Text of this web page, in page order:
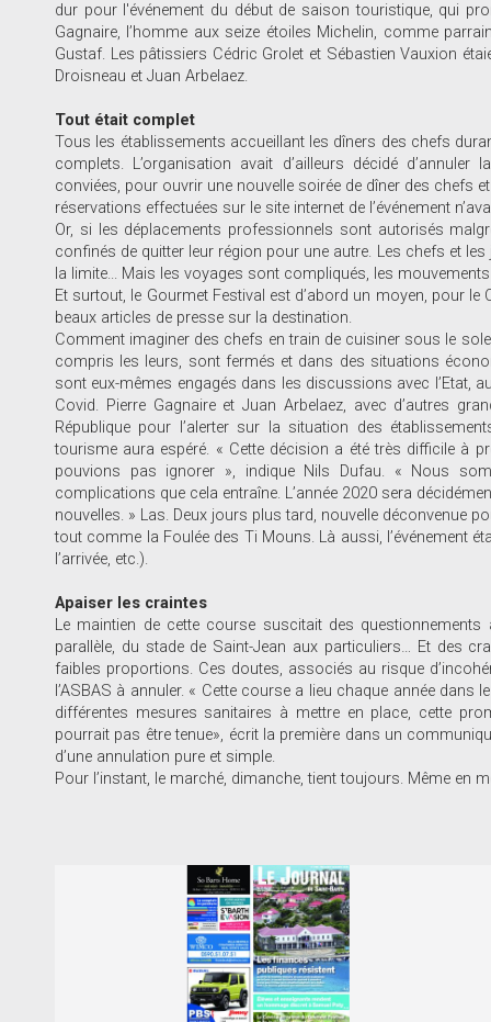
dur pour l'événement du début de saison touristique, qui
Gagnaire, l’homme aux seize étoiles Michelin, comme
Gustaf. Les pâtissiers Cédric Grolet et Sébastien Vauxion
Droisneau et Juan Arbelaez.
Tout était complet
Tous les établissements accueillant les dîners des chefs
complets. L’organisation avait d’ailleurs décidé
conviées, pour ouvrir une nouvelle soirée de dîner des chefs
réservations effectuées sur le site internet de l’événement
Or, si les déplacements professionnels sont autorisés
confinés de quitter leur région pour une autre. Les chefs et
la limite... Mais les voyages sont compliqués, les
Et surtout, le Gourmet Festival est d’abord un moyen, pour
beaux articles de presse sur la destination.
Comment imaginer des chefs en train de cuisiner sous le
compris les leurs, sont fermés et dans des situations
sont eux-mêmes engagés dans les discussions avec l’Etat,
Covid. Pierre Gagnaire et Juan Arbelaez, avec d’autres
République pour l’alerter sur la situation des
tourisme aura espéré. « Cette décision a été très difficile à
pouvions pas ignorer », indique Nils Dufau. « Nous
complications que cela entraîne. L’année 2020 sera
nouvelles. » Las. Deux jours plus tard, nouvelle déconvenue
tout comme la Foulée des Ti Mouns. Là aussi, l’événement
l’arrivée, etc.).
Apaiser les craintes
Le maintien de cette course suscitait des
parallèle, du stade de Saint-Jean aux particuliers… Et des
faibles proportions. Ces doutes, associés au risque
l’ASBAS à annuler. « Cette course a lieu chaque année
différentes mesures sanitaires à mettre en place, cette
pourrait pas être tenue», écrit la première dans un
d’une annulation pure et simple.
Pour l’instant, le marché, dimanche, tient toujours. Même en